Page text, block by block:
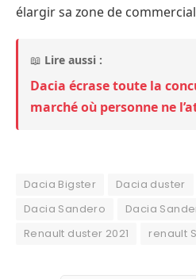
élargir sa zone de
📖 Lire aussi :
Dacia écrase toute la
marché où personne ne
Dacia Bigster Dacia duster
Dacia Sandero
Dacia
Renault duster 2021
renault